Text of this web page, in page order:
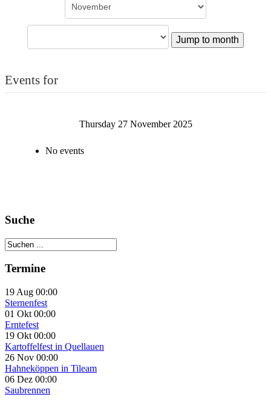
Jump to month
Events for
Thursday 27 November 2025
No events
Suche
Termine
19 Aug 00:00
Sternenfest
01 Okt 00:00
Erntefest
19 Okt 00:00
Kartoffelfest in Quellauen
26 Nov 00:00
Hahneköppen in Tileam
06 Dez 00:00
Saubrennen